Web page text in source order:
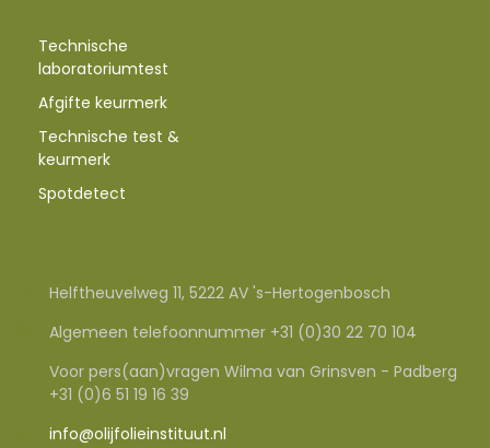
Technische
laboratoriumtest
Afgifte keurmerk
Technische test &
keurmerk
Spotdetect
Helftheuvelweg 11, 5222 AV 's-Hertogenbosch
Algemeen telefoonnummer +31 (0)30 22 70 104
Voor pers(aan)vragen Wilma van Grinsven - Padberg
+31 (0)6 51 19 16 39
info@olijfolieinstituut.nl